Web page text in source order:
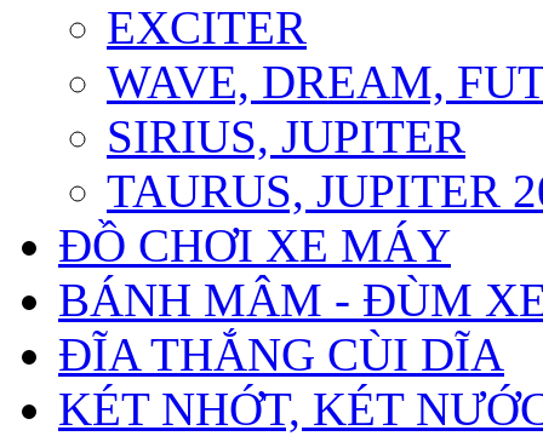
EXCITER
WAVE, DREAM,
SIRIUS, JUPITER
TAURUS, JUPITER
ĐỒ CHƠI XE MÁY
BÁNH MÂM - ĐÙM
ĐĨA THẮNG CÙI DĨA
KÉT NHỚT, KÉT